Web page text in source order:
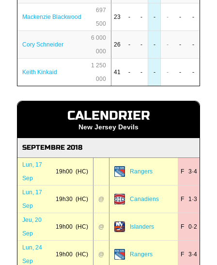
Mackenzie Blackwood
697
500
23 - - - - - -
Cory Schneider
6 000
000
26 - - - - - -
Keith Kinkaid
1 250
000
41 - - - - - -
CALENDRIER
New Jersey Devils
SEPTEMBRE 2018
Lun, 17
Sep
19h00 (HC) Rangers F 3·4
Lun, 17
Sep
19h30 (HC) @ Canadiens F 1·3
Jeu, 20
Sep
19h00 (HC) @ Islanders F 0·2
Lun, 24
Sep
19h00 (HC) @ Rangers F 3·4